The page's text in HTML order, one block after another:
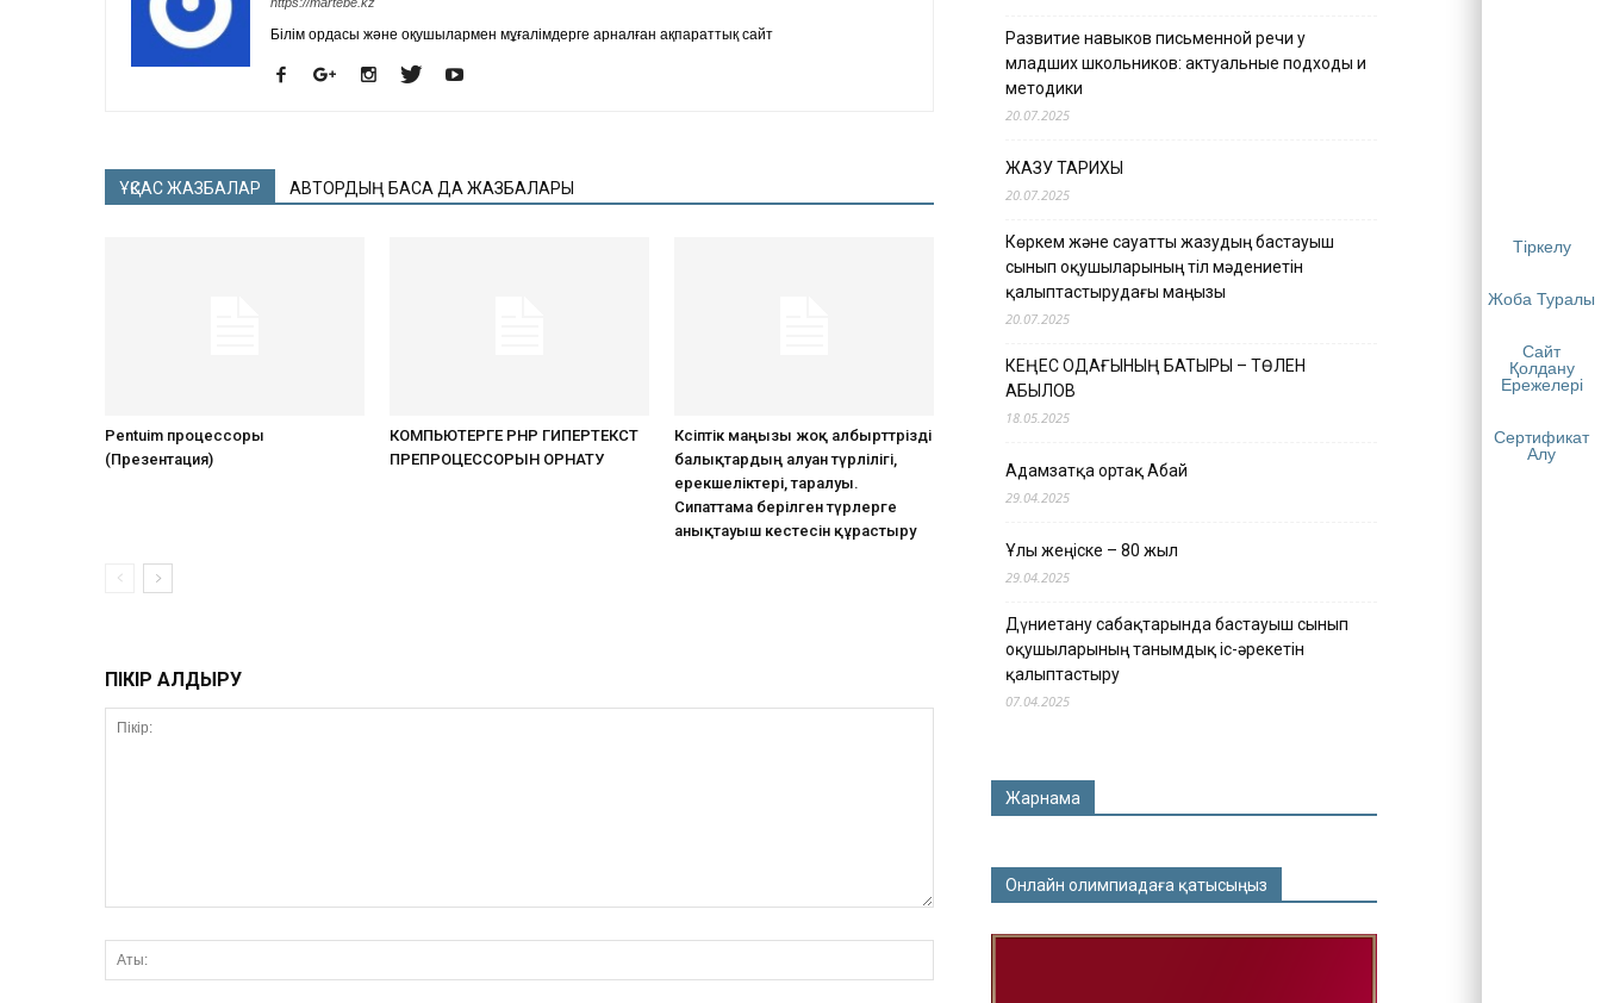
Тіркелу
Жоба Туралы
Сайт
Қолдану
Ережелері
Сертификат
Алу
Білім ордасы және оқушылармен мұғалімдерге арналған ақпараттық сайт
ҰҚСАС ЖАЗБАЛАР АВТОРДЫҢ БАСҚА ДА ЖАЗБАЛАРЫ
Pentuim процессоры
(Презентация)
КОМПЬЮТЕРГЕ PHP ГИПЕРТЕКСТ
ПРЕПРОЦЕССОРЫН ОРНАТУ​
Кәсіптік маңызы жоқ албырттәрізді
балықтардың алуан түрлілігі,
ерекшеліктері, таралуы.
Сипаттама берілген түрлерге
анықтауыш кестесін құрастыру
ПІКІР ҚАЛДЫРУ
Развитие навыков письменной речи у
младших школьников: актуальные подходы и
методики
20.07.2025
ЖАЗУ ТАРИХЫ
20.07.2025
Көркем және сауатты жазудың бастауыш
сынып оқушыларының тіл мәдениетін
қалыптастырудағы маңызы
20.07.2025
КЕҢЕС ОДАҒЫНЫҢ БАТЫРЫ – ТӨЛЕН
ҚАБЫЛОВ
18.05.2025
Адамзатқа ортақ Абай
29.04.2025
Ұлы жеңіске – 80 жыл
29.04.2025
Дүниетану сабақтарында бастауыш сынып
оқушыларының танымдық іс-әрекетін
қалыптастыру
07.04.2025
Жарнама
Онлайн олимпиадаға қатысыңыз